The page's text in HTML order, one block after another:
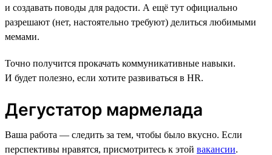
и создавать поводы для радости. А ещё тут официально
разрешают (нет, настоятельно требуют) делиться любимыми
мемами.
Точно получится прокачать коммуникативные навыки.
И будет полезно, если хотите развиваться в HR.
Дегустатор мармелада
Ваша работа — следить за тем, чтобы было вкусно. Если
перспективы нравятся, присмотритесь к этой вакансии.